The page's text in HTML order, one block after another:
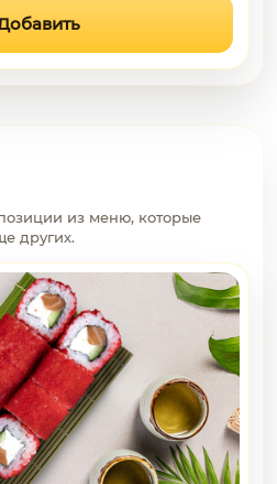
из меню, которые
других.